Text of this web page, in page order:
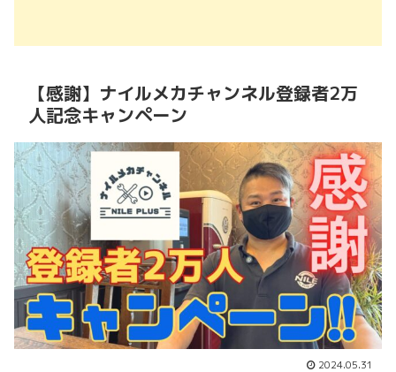
【感謝】ナイルメカチャンネル登録者2万
人記念キャンペーン
2024.05.31